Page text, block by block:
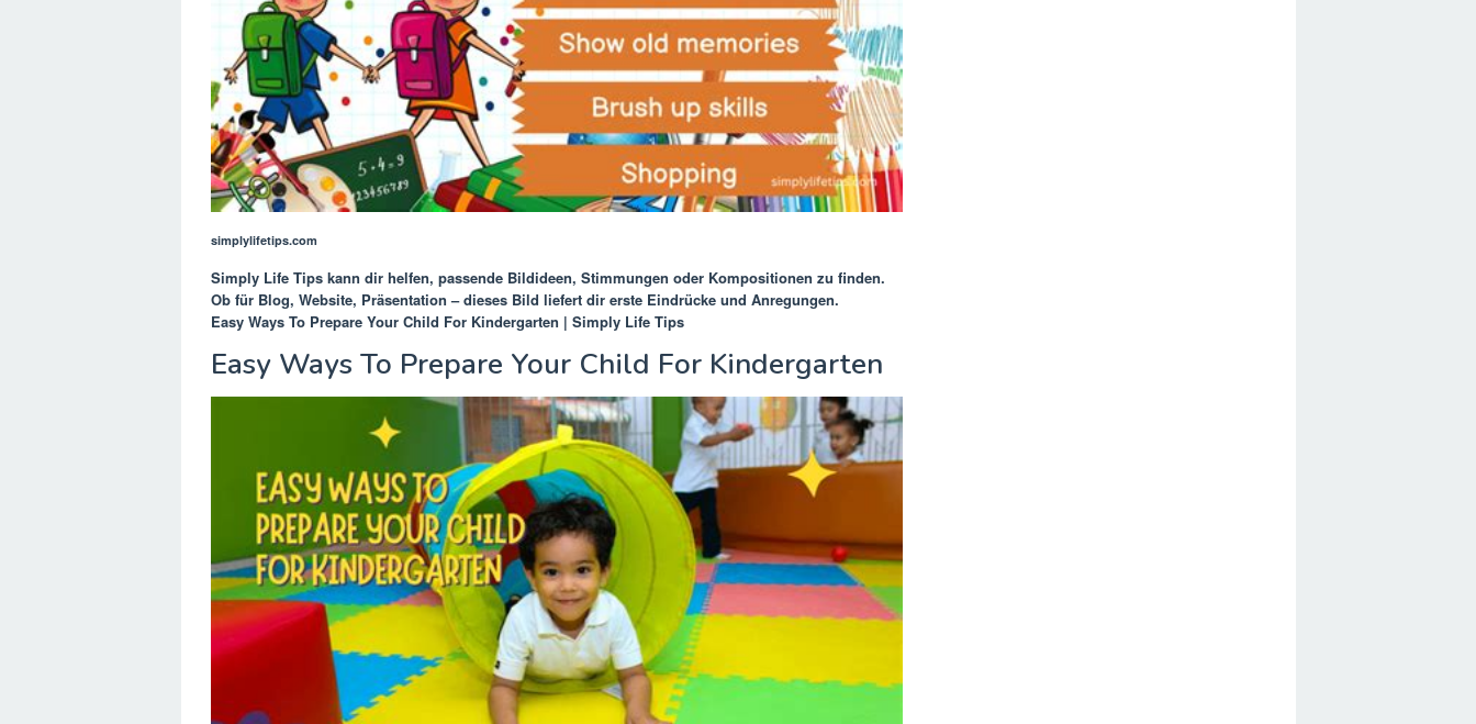
simplylifetips.com
Simply Life Tips kann dir helfen, passende Bildideen, Stimmungen oder Kompositionen zu finden.
Ob für Blog, Website, Präsentation – dieses Bild liefert dir erste Eindrücke und Anregungen.
Easy Ways To Prepare Your Child For Kindergarten | Simply Life Tips
Easy Ways To Prepare Your Child For Kindergarten